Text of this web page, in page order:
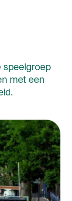
speelgroep
met een